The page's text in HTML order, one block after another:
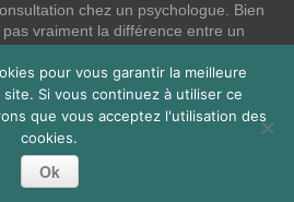
chez un psychologue. Bien
vraiment la différence entre un
qui devraient clarifier les
contacter:
Lire la suite
pour vous garantir la meilleure
Si vous continuez à utiliser ce
que vous acceptez l'utilisation des
cookies.
Ok